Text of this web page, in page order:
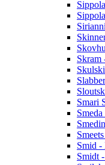
Skram
Smari
Smid -
Smidt